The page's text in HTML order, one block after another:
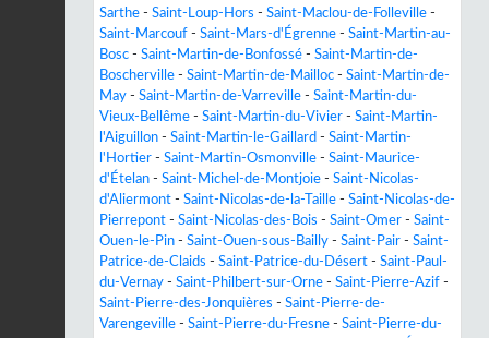
Sarthe - Saint-Loup-Hors - Saint-Maclou-de-Folleville -
Saint-Marcouf - Saint-Mars-d'Égrenne - Saint-Martin-au-
Bosc - Saint-Martin-de-Bonfossé - Saint-Martin-de-
Boscherville - Saint-Martin-de-Mailloc - Saint-Martin-de-
May - Saint-Martin-de-Varreville - Saint-Martin-du-
Vieux-Bellême - Saint-Martin-du-Vivier - Saint-Martin-
l'Aiguillon - Saint-Martin-le-Gaillard - Saint-Martin-
l'Hortier - Saint-Martin-Osmonville - Saint-Maurice-
d'Ételan - Saint-Michel-de-Montjoie - Saint-Nicolas-
d'Aliermont - Saint-Nicolas-de-la-Taille - Saint-Nicolas-de-
Pierrepont - Saint-Nicolas-des-Bois - Saint-Omer - Saint-
Ouen-le-Pin - Saint-Ouen-sous-Bailly - Saint-Pair - Saint-
Patrice-de-Claids - Saint-Patrice-du-Désert - Saint-Paul-
du-Vernay - Saint-Philbert-sur-Orne - Saint-Pierre-Azif -
Saint-Pierre-des-Jonquières - Saint-Pierre-de-
Varengeville - Saint-Pierre-du-Fresne - Saint-Pierre-du-